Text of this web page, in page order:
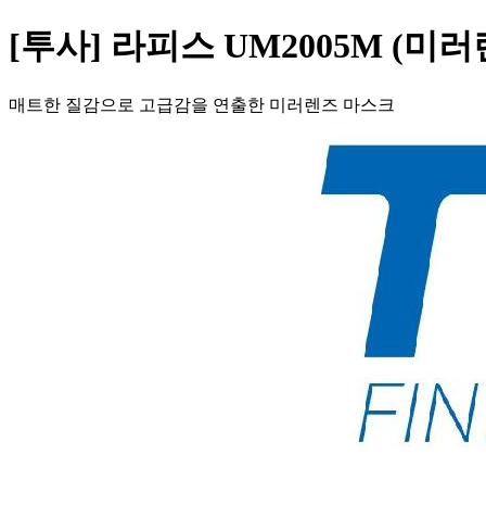
[투사] 라피스 UM2005M (미
매트한 질감으로 고급감을 연출한 미러렌즈 마스크